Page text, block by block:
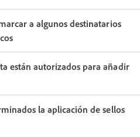
a algunos destinatarios
están autorizados para añadir
la aplicación de sellos